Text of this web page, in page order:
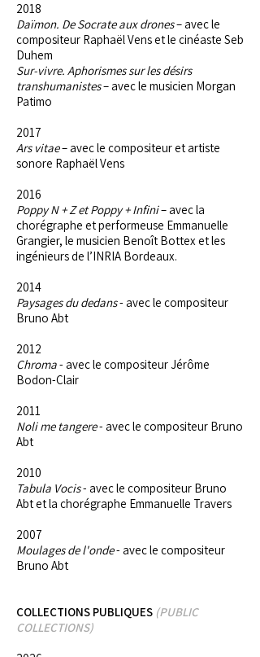
2018
Daïmon. De Socrate aux drones– avec le
compositeur Raphaël Vens et le cinéaste Seb
Duhem
Sur-vivre. Aphorismes sur les désirs
transhumanistes– avec le musicien Morgan
Patimo
2017
Ars vitae– avec le compositeur et artiste
sonore Raphaël Vens
2016
Poppy N + Z et Poppy + Infini– avec la
chorégraphe et performeuse Emmanuelle
Grangier, le musicien Benoît Bottex et les
ingénieurs de l’INRIA Bordeaux.
2014
Paysages du dedans- avec le compositeur
Bruno Abt
2012
Chroma- avec le compositeur Jérôme
Bodon-Clair
2011
Noli me tangere- avec le compositeur Bruno
Abt
2010
Tabula Vocis- avec le compositeur Bruno
Abt et la chorégraphe Emmanuelle Travers
2007
Moulages de l'onde- avec le compositeur
Bruno Abt
COLLECTIONS PUBLIQUES (PUBLIC
COLLECTIONS)